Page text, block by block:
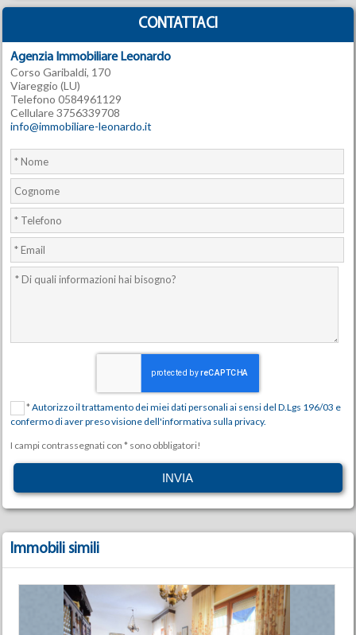
CONTATTACI
Agenzia Immobiliare Leonardo
Corso Garibaldi, 170
Viareggio (LU)
Telefono 0584961129
Cellulare 3756339708
info@immobiliare-leonardo.it
*Autorizzo il trattamento dei miei dati personali ai sensi del D.Lgs 196/03 e
confermo di aver preso visione dell'informativa sulla privacy.
I campi contrassegnati con * sono obbligatori!
Immobili simili